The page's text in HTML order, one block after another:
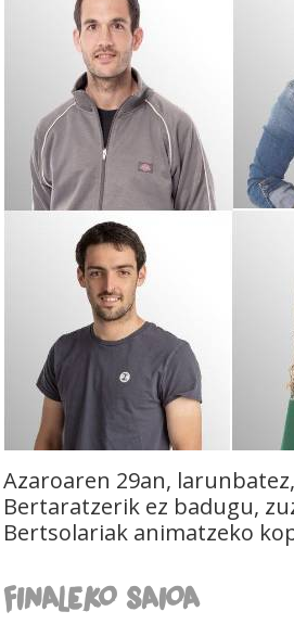
Azaroaren 29an,
Bertaratzerik ez badugu,
Bertsolariak animatzeko
FINALEKO SAIOA